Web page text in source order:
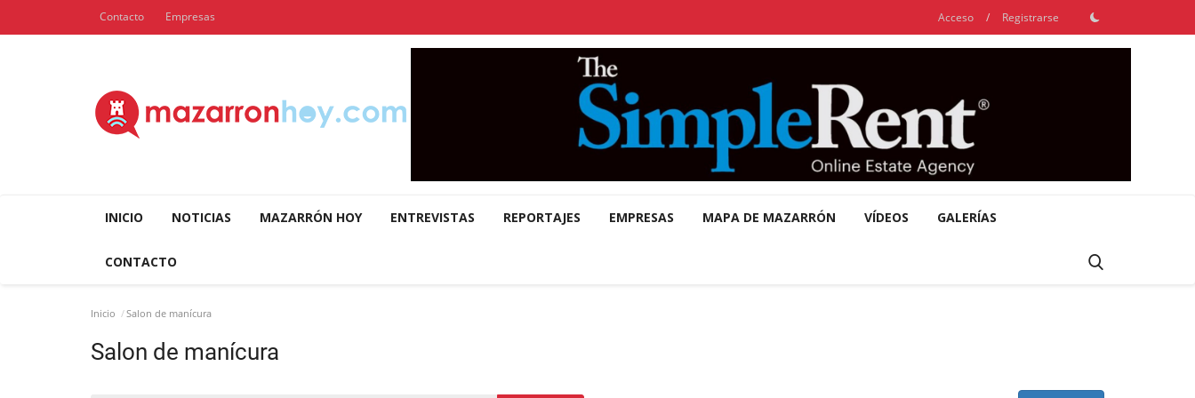
Contacto Empresas Acceso / Registrarse
INICIO NOTICIAS MAZARRÓN HOY ENTREVISTAS REPORTAJES EMPRESAS MAPA DE MAZARRÓN VÍDEOS GALERÍAS
CONTACTO
Inicio Salon de manícura
Salon de manícura